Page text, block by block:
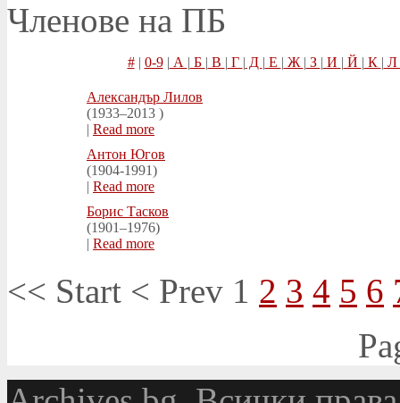
Членове на ПБ
#| 0-9| А | Б | В | Г | Д | Е | Ж | З | И | Й | К | Л
Александър Лилов
(1933–2013 )
| Read more
Антон Югов
(1904-1991)
| Read more
Борис Тасков
(1901–1976)
| Read more
<< Start < Prev 1 2 3 4 5 6